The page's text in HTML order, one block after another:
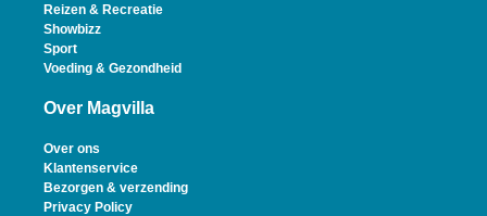
Reizen & Recreatie
Showbizz
Sport
Voeding & Gezondheid
Over Magvilla
Over ons
Klantenservice
Bezorgen & verzending
Privacy Policy